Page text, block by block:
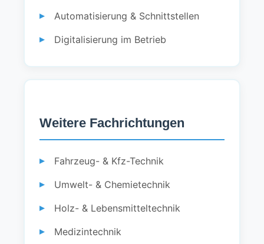
Automatisierung & Schnittstellen
Digitalisierung im Betrieb
Weitere Fachrichtungen
Fahrzeug- & Kfz-Technik
Umwelt- & Chemietechnik
Holz- & Lebensmitteltechnik
Medizintechnik